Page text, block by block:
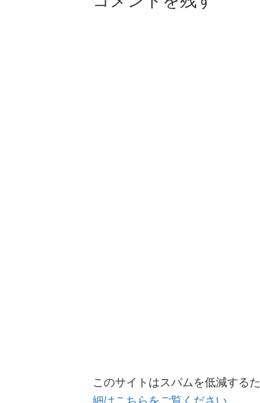
このサイトはスパムを低減する
細はこちらをご覧ください